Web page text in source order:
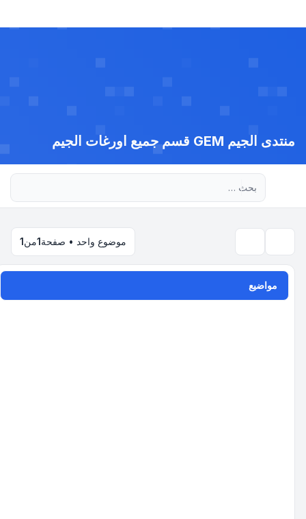
منتدى الجيم GEM قسم جميع اورغات الجيم
موضوع واحد • صفحة1من1
مواضيع